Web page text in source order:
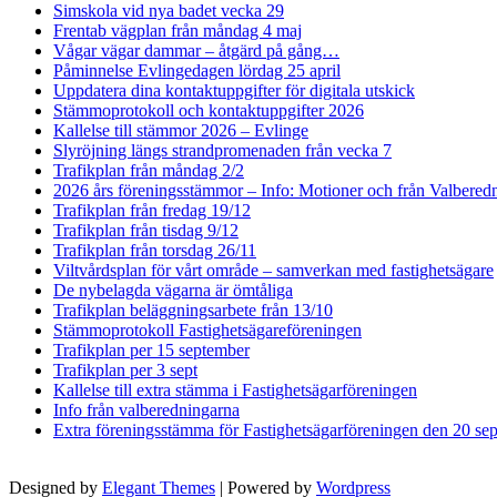
Simskola vid nya badet vecka 29
Frentab vägplan från måndag 4 maj
Vågar vägar dammar – åtgärd på gång…
Påminnelse Evlingedagen lördag 25 april
Uppdatera dina kontaktuppgifter för digitala utskick
Stämmoprotokoll och kontaktuppgifter 2026
Kallelse till stämmor 2026 – Evlinge
Slyröjning längs strandpromenaden från vecka 7
Trafikplan från måndag 2/2
2026 års föreningsstämmor – Info: Motioner och från
Trafikplan från fredag 19/12
Trafikplan från tisdag 9/12
Trafikplan från torsdag 26/11
Viltvårdsplan för vårt område – samverkan med fastighetsägare
De nybelagda vägarna är ömtåliga
Trafikplan beläggningsarbete från 13/10
Stämmoprotokoll Fastighetsägareföreningen
Trafikplan per 15 september
Trafikplan per 3 sept
Kallelse till extra stämma i Fastighetsägarföreningen
Info från valberedningarna
Extra föreningsstämma för Fastighetsägarföreningen den 20
Designed by Elegant Themes | Powered by Wordpress